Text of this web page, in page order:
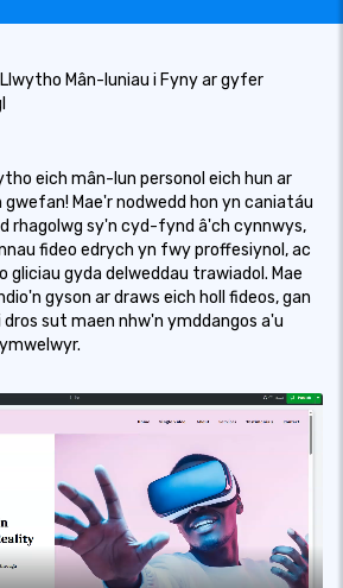
Mân-luniau i Fyny ar gyfer
eich mân-lun personol eich hun ar
Mae'r nodwedd hon yn caniatáu
rhagolwg sy'n cyd-fynd â'ch cynnwys,
fideo edrych yn fwy proffesiynol, ac
gliciau gyda delweddau trawiadol. Mae
gyson ar draws eich holl fideos, gan
sut maen nhw'n ymddangos a'u